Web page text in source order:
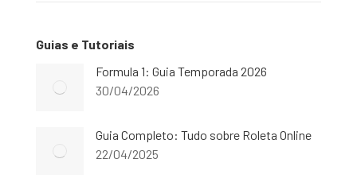
Guias e Tutoriais
Formula 1: Guia Temporada 2026
30/04/2026
Guia Completo: Tudo sobre Roleta Online
22/04/2025